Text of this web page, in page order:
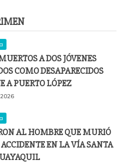
A DOS JÓVENES
COMO DESAPARECIDOS
A PUERTO LÓPEZ
AL HOMBRE QUE MURIÓ
EN LA VÍA SANTA